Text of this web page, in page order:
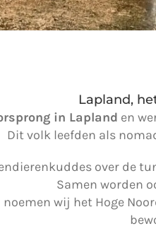
Lapland,
in Lapland en
Dit volk leefden als
over de
Samen worden
wij het Hoge